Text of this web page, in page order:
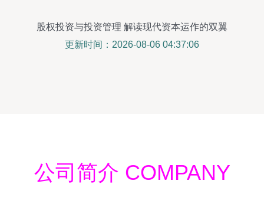
股权投资与投资管理 解读现代资本运作的双翼
更新时间：2026-08-06 04:37:06
公司简介 COMPANY